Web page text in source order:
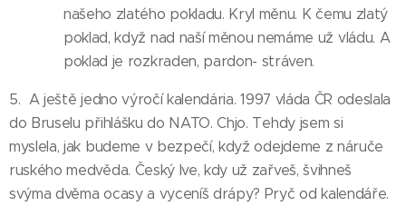
našeho zlatého pokladu. Kryl měnu. K čemu zlatý
poklad, když nad naší měnou nemáme už vládu. A
poklad je rozkraden, pardon- stráven.
5. A ještě jedno výročí kalendária. 1997 vláda ČR odeslala
do Bruselu přihlášku do NATO. Chjo. Tehdy jsem si
myslela, jak budeme v bezpečí, když odejdeme z náruče
ruského medvěda. Český lve, kdy už zařveš, švihneš
svýma dvěma ocasy a vyceníš drápy? Pryč od kalendáře.